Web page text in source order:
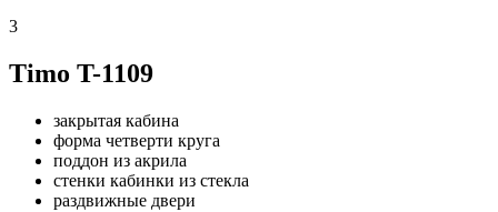
3
Timo T-1109
закрытая кабина
форма четверти круга
поддон из акрила
стенки кабинки из стекла
раздвижные двери